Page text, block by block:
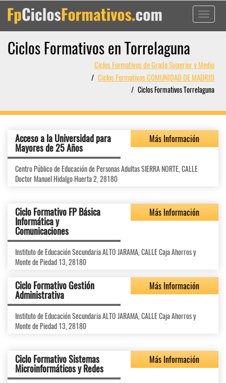
Toggle
Ciclos Formativos en Torrelaguna
Ciclos Formativos de Grado Superior y Medio
Ciclos Formativos COMUNIDAD DE MADRID
Ciclos Formativos Torrelaguna
Acceso a la Universidad para
Mayores de 25 Años
Más Información
Centro Público de Educación de Personas Adultas SIERRA NORTE, CALLE
Doctor Manuel Hidalgo Huerta 2, 28180
Ciclo Formativo FP Básica
Informática y
Comunicaciones
Más Información
Instituto de Educación Secundaria ALTO JARAMA, CALLE Caja Ahorros y
Monte de Piedad 13, 28180
Ciclo Formativo Gestión
Administrativa
Más Información
Instituto de Educación Secundaria ALTO JARAMA, CALLE Caja Ahorros y
Monte de Piedad 13, 28180
Ciclo Formativo Sistemas
Microinformáticos y Redes
Más Información